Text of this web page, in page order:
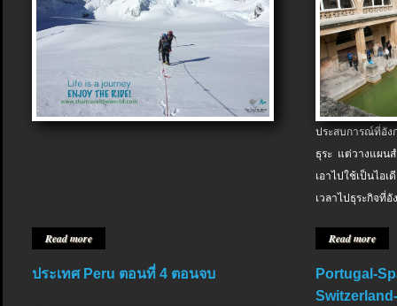
Read more
ประสบการณ์ที่อัง
ธุระ แต่วางแผน
เอาไปใช้เป็นไอ
เวลาไปธุระกิจที่อั
Read more
ประเทศ Peru ตอนที่ 4 ตอนจบ
Portugal-